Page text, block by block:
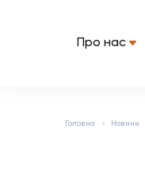
Про нас
Головна Новини